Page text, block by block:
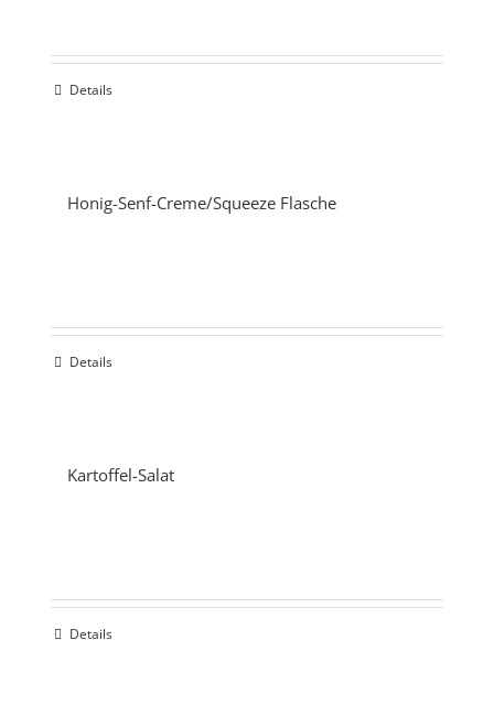
Details
Honig-Senf-Creme/Squeeze Flasche
Details
Kartoffel-Salat
Details